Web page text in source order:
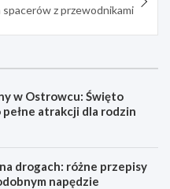
z przewodnikami
w Ostrowcu: Święto
atrakcji dla rodzin
drogach: różne przepisy
napędzie